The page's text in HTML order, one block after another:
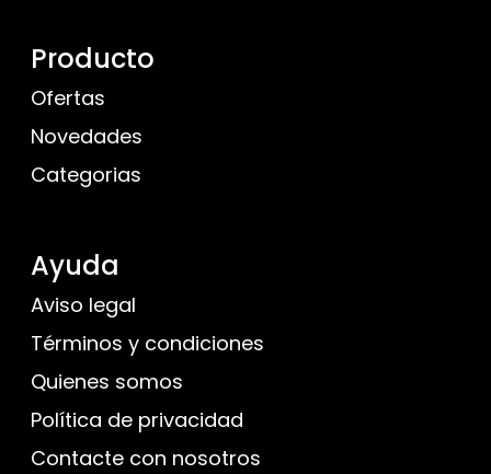
Producto
Ofertas
Novedades
Categorias
Ayuda
Aviso legal
Términos y condiciones
Quienes somos
Política de privacidad
Contacte con nosotros